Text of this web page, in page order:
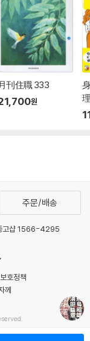
刊住職 333
원
주문/배송
고샵 1566-4295
호정책
께